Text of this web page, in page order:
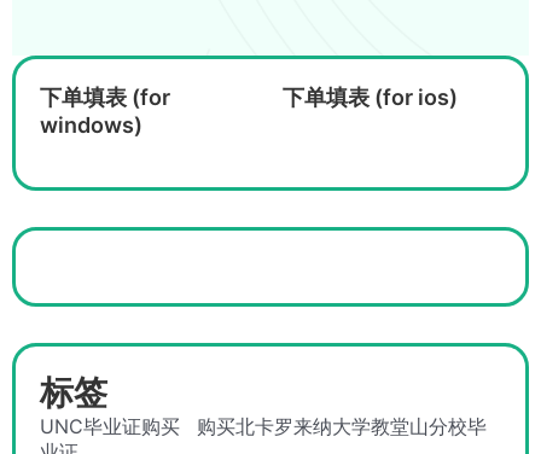
下单填表 (for
windows)
下单填表 (for ios)
标签
UNC毕业证购买
购买北卡罗来纳大学教堂山分校毕